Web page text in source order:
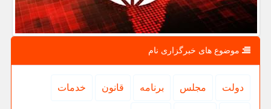
موضوع های خبرگزاری نام
دولت مجلس برنامه قانون خدمات